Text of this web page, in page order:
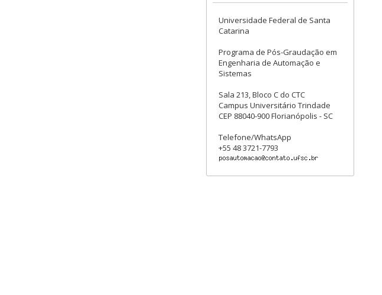
Universidade Federal de Santa
Catarina
Programa de Pós-Graudação em
Engenharia de Automação e
Sistemas
Sala 213, Bloco C do CTC
Campus Universitário Trindade
CEP 88040-900 Florianópolis - SC
Telefone/WhatsApp
+55 48 3721-7793